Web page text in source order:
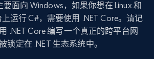
要面向 Windows，如果你想在 Linux 和
运行 C#，需要使用 .NET Core。请记
.NET Core 编写一个真正的跨平台网
锁定在 .NET 生态系统中。